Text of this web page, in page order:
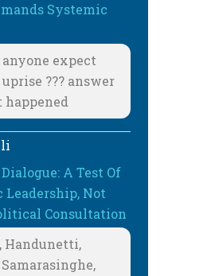
Systemic
expect
??? answer
happened
A Test Of
Leadership, Not
Consultation
Handunetti,